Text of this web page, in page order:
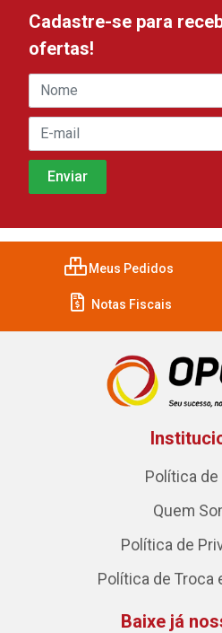
Cadastre-se para
ofertas!
Meus Pedidos
Notas Fiscais
Política
Quem
Política de
Política de Troca
Baixe já